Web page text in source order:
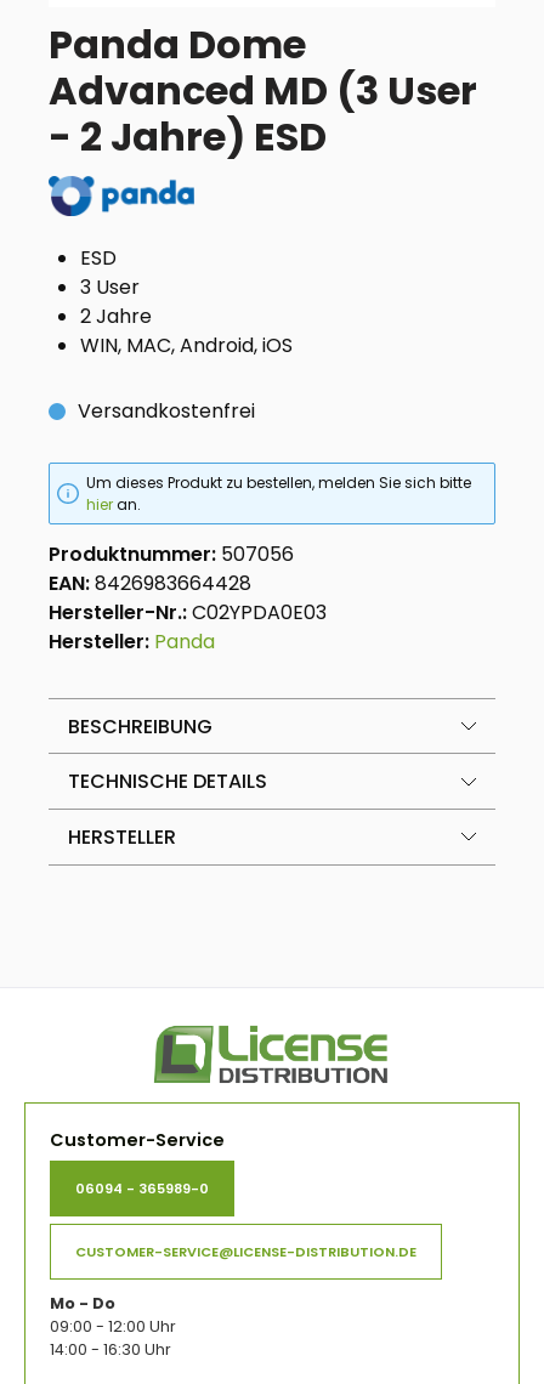
Panda Dome
Advanced MD (3 User
- 2 Jahre) ESD
ESD
3 User
2 Jahre
WIN, MAC, Android, iOS
Versandkostenfrei
Um dieses Produkt zu bestellen, melden Sie sich bitte
hieran.
Produktnummer: 507056
EAN:8426983664428
Hersteller-Nr.:C02YPDA0E03
Hersteller: Panda
BESCHREIBUNG
TECHNISCHE DETAILS
HERSTELLER
Customer-Service
06094 - 365989-0
CUSTOMER-SERVICE@LICENSE-DISTRIBUTION.DE
Mo - Do
09:00 - 12:00 Uhr
14:00 - 16:30 Uhr